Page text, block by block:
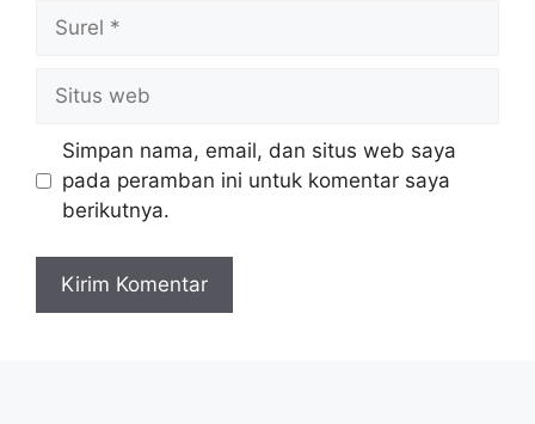
Surel
Situs
web
Simpan nama, email, dan situs web saya
pada peramban ini untuk komentar saya
berikutnya.